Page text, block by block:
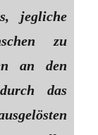
jegliche
zu
an den
das